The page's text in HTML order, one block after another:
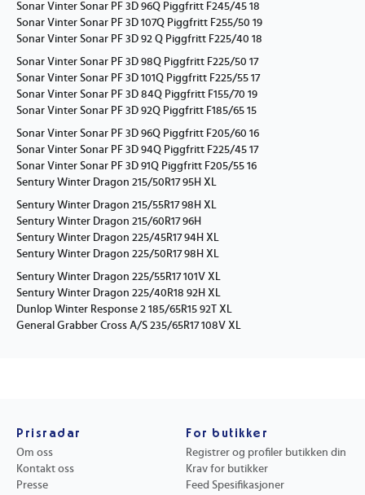
Sonar Vinter Sonar PF 3D 96Q Piggfritt F245/45 18
Sonar Vinter Sonar PF 3D 107Q Piggfritt F255/50 19
Sonar Vinter Sonar PF 3D 92 Q Piggfritt F225/40 18
Sonar Vinter Sonar PF 3D 98Q Piggfritt F225/50 17
Sonar Vinter Sonar PF 3D 101Q Piggfritt F225/55 17
Sonar Vinter Sonar PF 3D 84Q Piggfritt F155/70 19
Sonar Vinter Sonar PF 3D 92Q Piggfritt F185/65 15
Sonar Vinter Sonar PF 3D 96Q Piggfritt F205/60 16
Sonar Vinter Sonar PF 3D 94Q Piggfritt F225/45 17
Sonar Vinter Sonar PF 3D 91Q Piggfritt F205/55 16
Sentury Winter Dragon 215/50R17 95H XL
Sentury Winter Dragon 215/55R17 98H XL
Sentury Winter Dragon 215/60R17 96H
Sentury Winter Dragon 225/45R17 94H XL
Sentury Winter Dragon 225/50R17 98H XL
Sentury Winter Dragon 225/55R17 101V XL
Sentury Winter Dragon 225/40R18 92H XL
Dunlop Winter Response 2 185/65R15 92T XL
General Grabber Cross A/S 235/65R17 108V XL
Prisradar
Om oss
Kontakt oss
Presse
For butikker
Registrer og profiler butikken din
Krav for butikker
Feed Spesifikasjoner